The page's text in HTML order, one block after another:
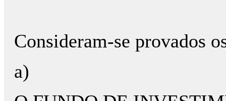
Consideram-se provados
a)